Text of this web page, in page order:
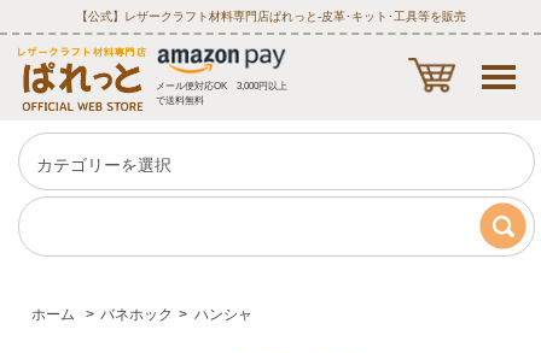
【公式】レザークラフト材料専門店ぱれっと‐皮革･キット･工具等を販売
メール便対応OK 3,000円以上
で送料無料
ホーム > バネホック > ハンシャ